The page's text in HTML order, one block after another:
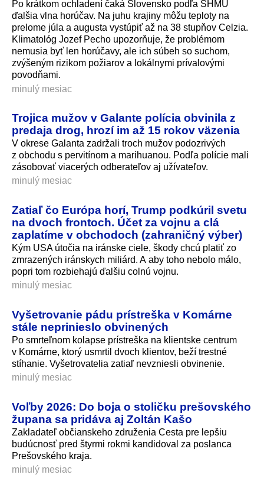
Po krátkom ochladení čaká Slovensko podľa SHMÚ
ďalšia vlna horúčav. Na juhu krajiny môžu teploty na
prelome júla a augusta vystúpiť až na 38 stupňov Celzia.
Klimatológ Jozef Pecho upozorňuje, že problémom
nemusia byť len horúčavy, ale ich súbeh so suchom,
zvýšeným rizikom požiarov a lokálnymi prívalovými
povodňami.
minulý mesiac
Trojica mužov v Galante polícia obvinila z
predaja drog, hrozí im až 15 rokov väzenia
V okrese Galanta zadržali troch mužov podozrivých
z obchodu s pervitínom a marihuanou. Podľa polície mali
zásobovať viacerých odberateľov aj užívateľov.
minulý mesiac
Zatiaľ čo Európa horí, Trump podkúril svetu
na dvoch frontoch. Účet za vojnu a clá
zaplatíme v obchodoch (zahraničný výber)
Kým USA útočia na iránske ciele, škody chcú platiť zo
zmrazených iránskych miliárd. A aby toho nebolo málo,
popri tom rozbiehajú ďalšiu colnú vojnu.
minulý mesiac
Vyšetrovanie pádu prístreška v Komárne
stále neprinieslo obvinených
Po smrteľnom kolapse prístreška na klientske centrum
v Komárne, ktorý usmrtil dvoch klientov, beží trestné
stíhanie. Vyšetrovatelia zatiaľ nevzniesli obvinenie.
minulý mesiac
Voľby 2026: Do boja o stoličku prešovského
župana sa pridáva aj Zoltán Kašo
Zakladateľ občianskeho združenia Cesta pre lepšiu
budúcnosť pred štyrmi rokmi kandidoval za poslanca
Prešovského kraja.
minulý mesiac